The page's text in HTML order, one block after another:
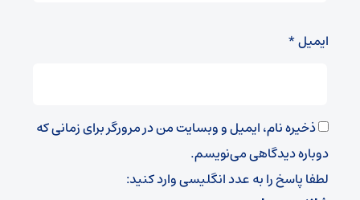
ایمیل*
ذخیره نام، ایمیل و وبسایت من در مرورگر برای زمانی که
دوباره دیدگاهی می‌نویسم.
لطفا پاسخ را به عدد انگلیسی وارد کنید: